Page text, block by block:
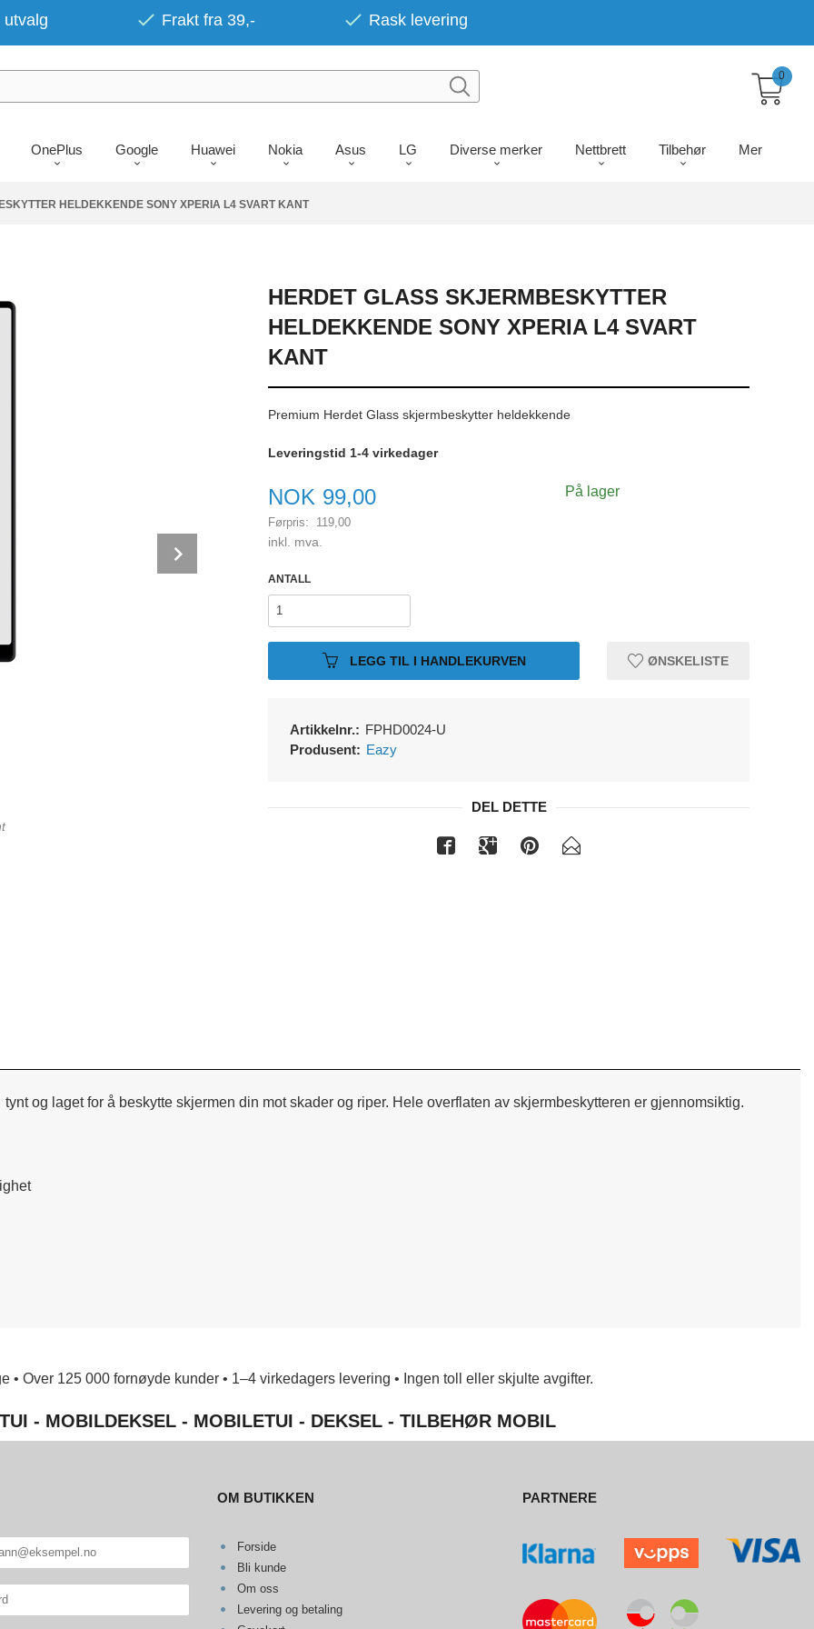
utvalg Frakt fra 39,- Rask levering
OnePlus Google Huawei Nokia Asus LG Diverse merker Nettbrett Tilbehør Mer
0
HELDEKKENDE SONY XPERIA L4 SVART KANT
HERDET GLASS SKJERMBESKYTTER
HELDEKKENDE SONY XPERIA L4 SVART
KANT
Premium Herdet Glass skjermbeskytter heldekkende
Leveringstid 1-4 virkedager
Tilbud
NOK 99,00
Førpris: 119,00
Rabatt
inkl. mva.
På lager
ANTALL
LEGG TIL I HANDLEKURVEN ØNSKELISTE
Artikkelnr.: FPHD0024-U
Produsent: Eazy
DEL DETTE
og laget for å beskytte skjermen din mot skader og riper. Hele overflaten av skjermbeskytteren er gjennomsiktig.
• Over 125 000 fornøyde kunder • 1–4 virkedagers levering • Ingen toll eller skjulte avgifter.
- MOBILDEKSEL - MOBILETUI - DEKSEL - TILBEHØR MOBIL
OM BUTIKKEN
Forside
Bli kunde
Om oss
Levering og betaling
PARTNERE